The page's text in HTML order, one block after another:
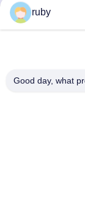
Печь бумага
ruby
Good day, what